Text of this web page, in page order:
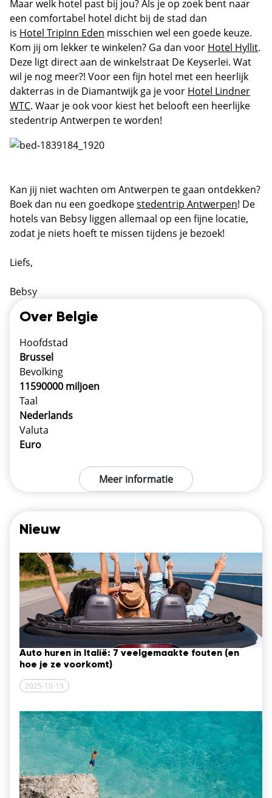
Maar welk hotel past bij jou? Als je op zoek bent naar
een comfortabel hotel dicht bij de stad dan
is Hotel TripInn Eden misschien wel een goede keuze.
Kom jij om lekker te winkelen? Ga dan voor Hotel Hyllit.
Deze ligt direct aan de winkelstraat De Keyserlei. Wat
wil je nog meer?! Voor een fijn hotel met een heerlijk
dakterras in de Diamantwijk ga je voor Hotel Lindner
WTC. Waar je ook voor kiest het belooft een heerlijke
stedentrip Antwerpen te worden!
Kan jij niet wachten om Antwerpen te gaan ontdekken?
Boek dan nu een goedkopestedentrip Antwerpen! De
hotels van Bebsy liggen allemaal op een fijne locatie,
zodat je niets hoeft te missen tijdens je bezoek!
Liefs,
Bebsy
Over Belgie
Hoofdstad
Brussel
Bevolking
11590000 miljoen
Taal
Nederlands
Valuta
Euro
Meer informatie
Nieuw
Auto huren in Italië: 7 veelgemaakte fouten (en
hoe je ze voorkomt)
2025-10-19